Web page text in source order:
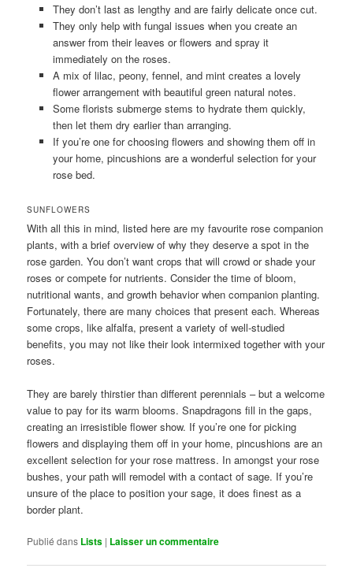
They don’t last as lengthy and are fairly delicate once cut.
They only help with fungal issues when you create an
answer from their leaves or flowers and spray it
immediately on the roses.
A mix of lilac, peony, fennel, and mint creates a lovely
flower arrangement with beautiful green natural notes.
Some florists submerge stems to hydrate them quickly,
then let them dry earlier than arranging.
If you’re one for choosing flowers and showing them off in
your home, pincushions are a wonderful selection for your
rose bed.
SUNFLOWERS
With all this in mind, listed here are my favourite rose companion
plants, with a brief overview of why they deserve a spot in the
rose garden. You don’t want crops that will crowd or shade your
roses or compete for nutrients. Consider the time of bloom,
nutritional wants, and growth behavior when companion planting.
Fortunately, there are many choices that present each. Whereas
some crops, like alfalfa, present a variety of well-studied
benefits, you may not like their look intermixed together with your
roses.
They are barely thirstier than different perennials – but a welcome
value to pay for its warm blooms. Snapdragons fill in the gaps,
creating an irresistible flower show. If you’re one for picking
flowers and displaying them off in your home, pincushions are an
excellent selection for your rose mattress. In amongst your rose
bushes, your path will remodel with a contact of sage. If you’re
unsure of the place to position your sage, it does finest as a
border plant.
Publié dans Lists | Laisser un commentaire